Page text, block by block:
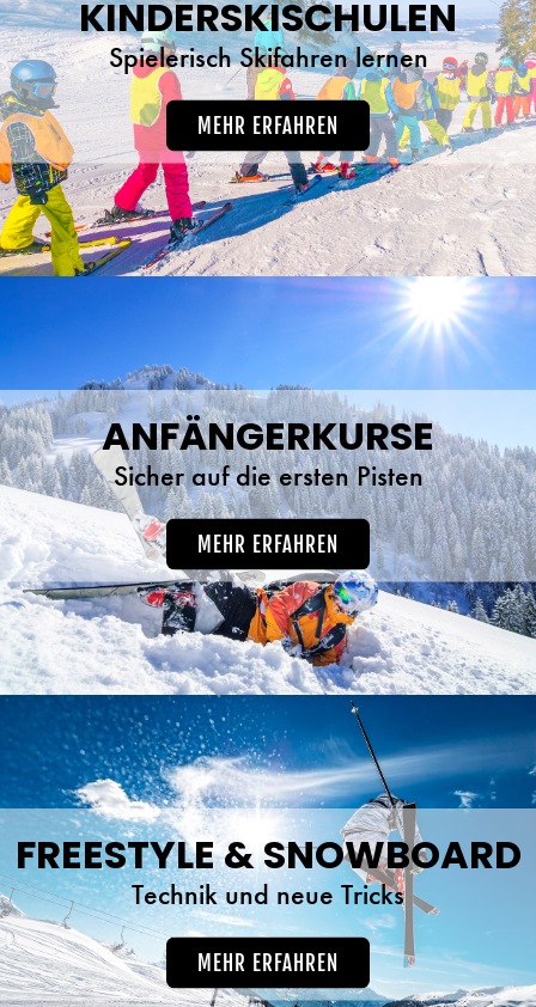
KINDERSKISCHULEN
Spielerisch Skifahren lernen
MEHR ERFAHREN
ANFÄNGERKURSE
Sicher auf die ersten Pisten
MEHR ERFAHREN
FREESTYLE & SNOWBOARD
Technik und neue Tricks
MEHR ERFAHREN